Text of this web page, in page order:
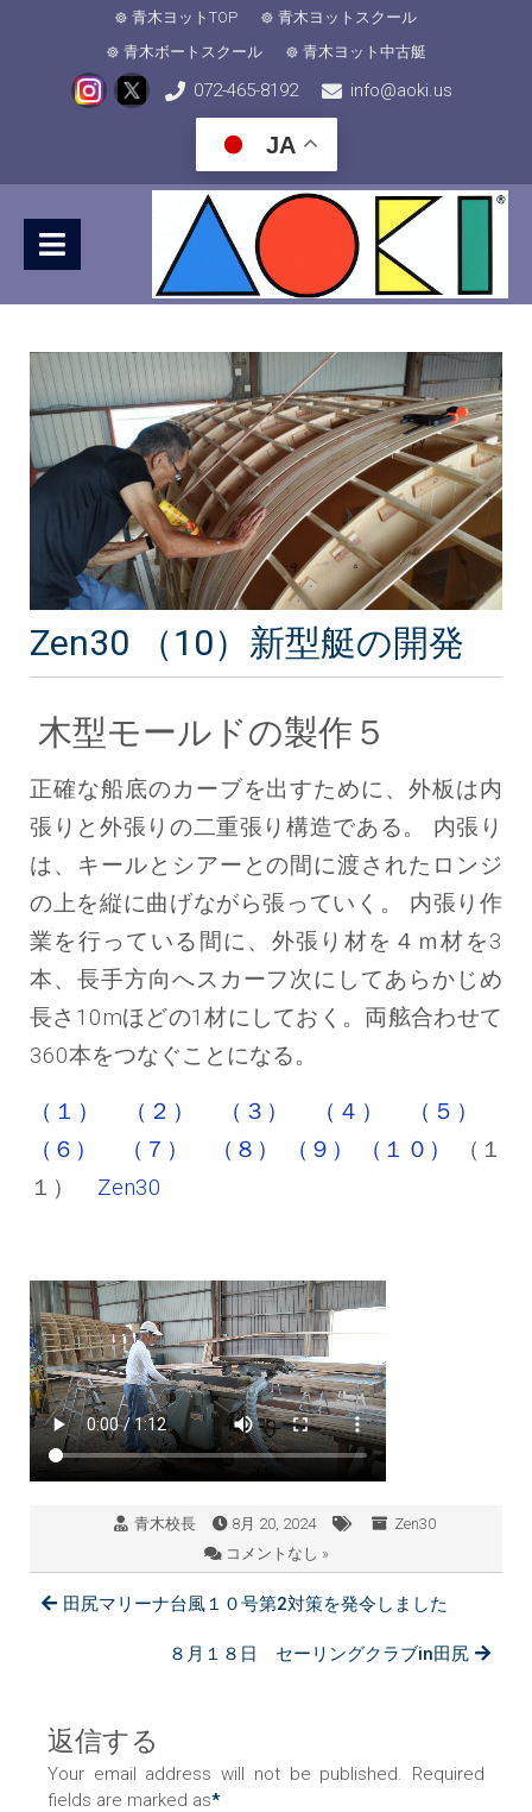
青木ヨットTOP
青木ヨットスクール
青木ボートスクール
青木ヨット中古艇
072-465-8192 info@aoki.us
JA
Zen30 （10）新型艇の開発
木型モールドの製作５
正確な船底のカーブを出すために、外板は内
張りと外張りの二重張り構造である。 内張り
は、キールとシアーとの間に渡されたロンジ
の上を縦に曲げながら張っていく。 内張り作
業を行っている間に、外張り材を４ｍ材を3
本、長手方向へスカーフ次にしてあらかじめ
長さ10mほどの1材にしておく。両舷合わせて
360本をつなぐことになる。
（１） （２） （３） （４）
（５）
（６）
（７） （８） （９） （１０）
（１
１） Zen30
青木校長 8月 20, 2024
Zen30
コメントなし »
田尻マリーナ台風１０号第2対策を発令しました
８月１８日 セーリングクラブin田尻
返信する
Your email address will not be published. Required
fields are marked as*